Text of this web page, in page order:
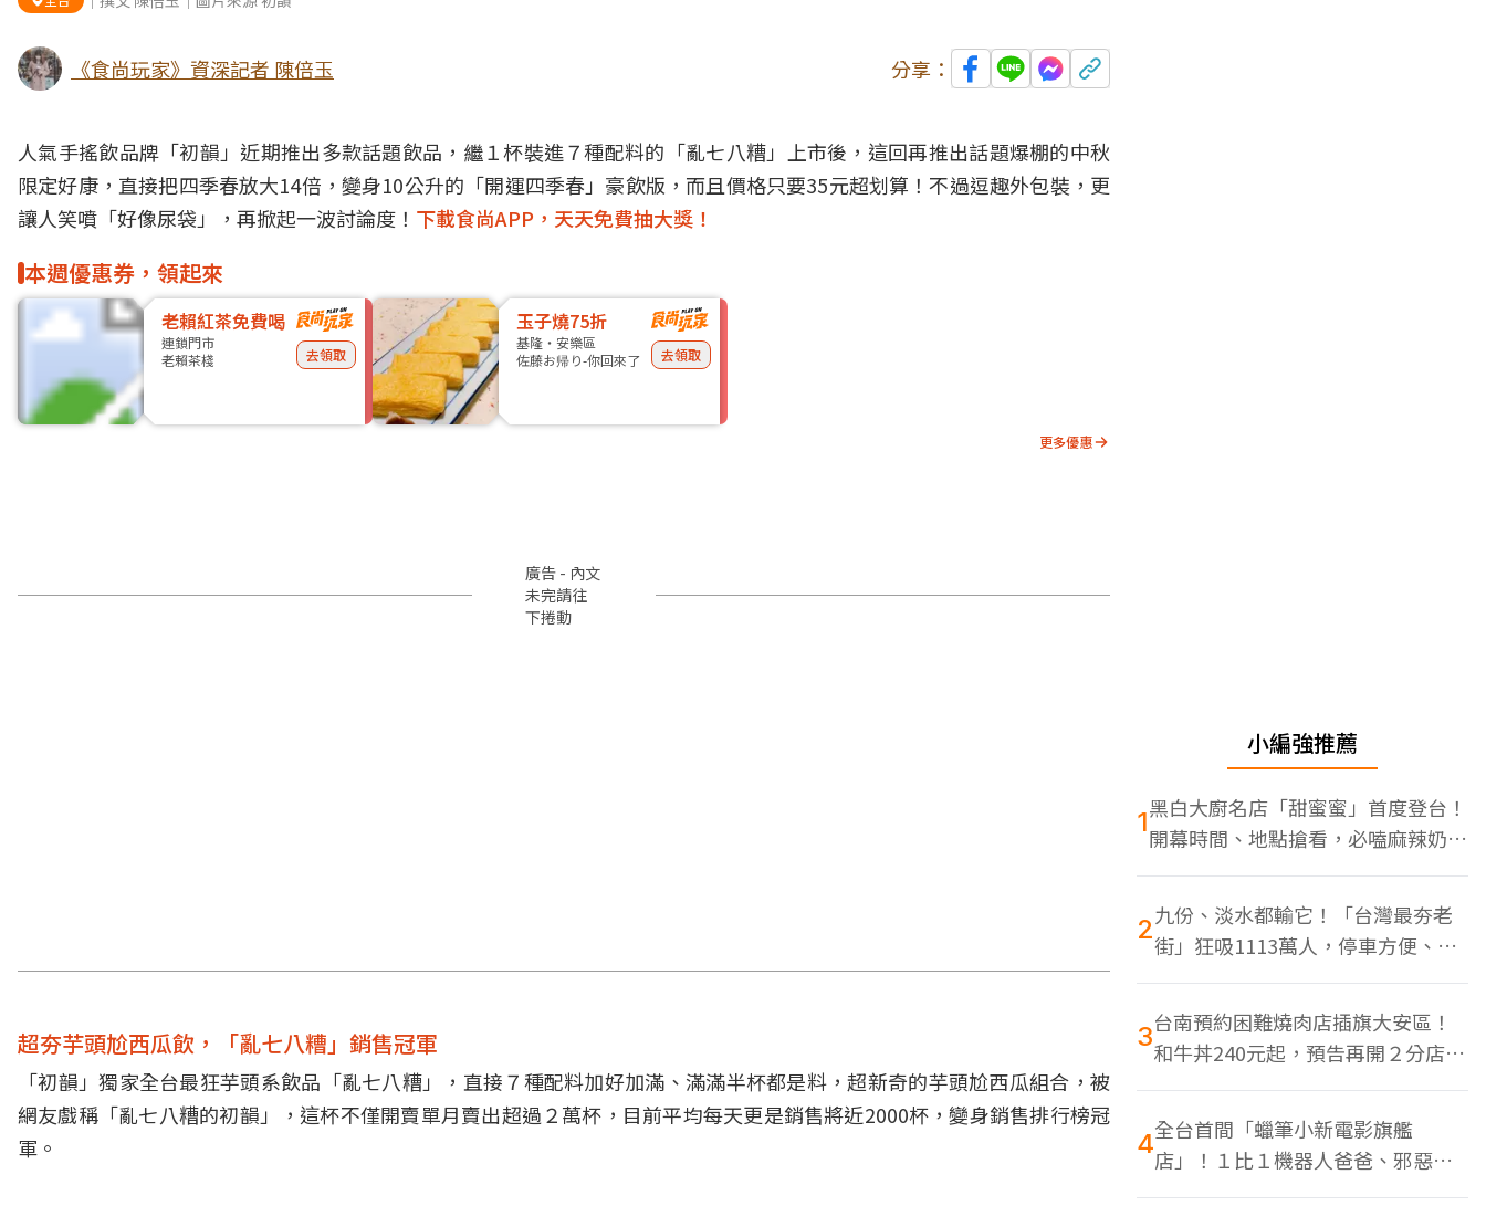
《食尚玩家》資深記者 陳倍玉 分享：
人氣手搖飲品牌「初韻」近期推出多款話題飲品 ，繼１杯裝進７種配料的「亂七八糟」上市後，這回再推出話題爆棚的中秋
限定好康，直接把四季春放大14倍，變身10公升的「開運四季春」豪飲版，而且價格只要35元超划算！不過逗趣外包裝，更
讓人笑噴「好像尿袋」，再掀起一波討論度！ 下載食尚APP，天天免費抽大獎！
本週優惠券，領起來
老賴紅茶免費喝
連鎖門市
老賴茶棧
去領取
玉子燒75折
基隆・安樂區
佐藤お帰り-你回來了
去領取
更多優惠
廣告 - 內文
未完請往
下捲動
超夯芋頭尬西瓜飲，「亂七八糟」銷售冠軍
「初韻」獨家全台最狂芋頭系飲品「亂七八糟」，直接７種配料加好加滿、滿滿半杯都是料，超新奇的芋頭尬西瓜組合，被
網友戲稱「亂七八糟的初韻」，這杯不僅開賣單月賣出超過２萬杯，目前平均每天更是銷售將近2000杯，變身銷售排行榜冠
軍。
小編強推薦
1黑白大廚名店「甜蜜蜜」首度登台！
開幕時間、地點搶看，必嗑麻辣奶油
蝦
2九份、淡水都輸它！「台灣最夯老
街」狂吸1113萬人，停車方便、特
色美食多
3台南預約困難燒肉店插旗大安區！
和牛丼240元起，預告再開２分店、
地點曝光
4全台首間「蠟筆小新電影旗艦
店」！１比１機器人爸爸、邪惡正
男，百款周邊買翻